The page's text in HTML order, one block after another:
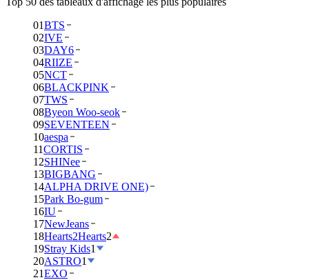
01BTS
02IVE
03DAY6
04RIIZE
05NCT
06BLACKPINK
07TWS
08Byeon Woo-seok
09SEVENTEEN
10aespa
11CORTIS
12SHINee
13BIGBANG
14ALPHA DRIVE ONE)
15Park Bo-gum
16IU
17NewJeans
18Hearts2Hearts2
19Stray Kids1
20ASTRO1
21EXO